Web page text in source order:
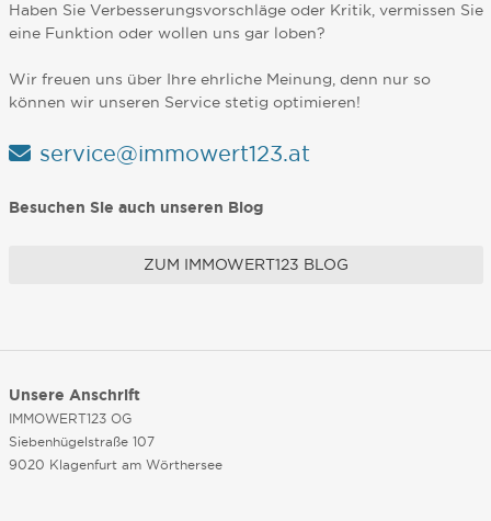
Haben Sie Verbesserungsvorschläge oder Kritik, vermissen Sie
eine Funktion oder wollen uns gar loben?
Wir freuen uns über Ihre ehrliche Meinung, denn nur so
können wir unseren Service stetig optimieren!
service@immowert123.at
Besuchen Sie auch unseren Blog
ZUM IMMOWERT123 BLOG
Unsere Anschrift
IMMOWERT123 OG
Siebenhügelstraße 107
9020 Klagenfurt am Wörthersee